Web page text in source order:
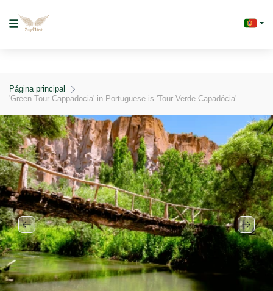
Página principal
'Green Tour Cappadocia' in Portuguese is 'Tour Verde Capadócia'.